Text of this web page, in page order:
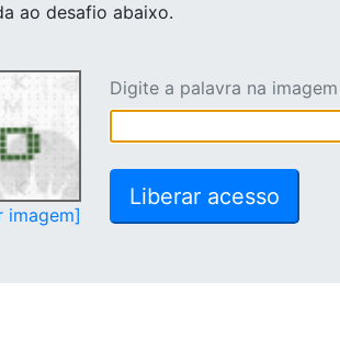
ao desafio abaixo.
imagem]
Digite a palavra na